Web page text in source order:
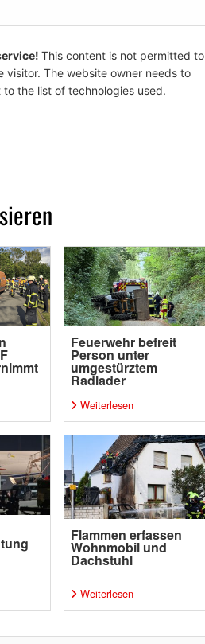
This content is not permitted to
The website owner needs to
the list of technologies used.
Feuerwehr befreit
Person unter
umgestürztem
Radlader
Weiterlesen
Flammen erfassen
Wohnmobil und
Dachstuhl
Weiterlesen